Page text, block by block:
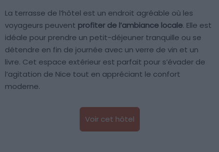
La terrasse de l’hôtel est un endroit agréable où les
voyageurs peuvent profiter de l’ambiance locale. Elle est
idéale pour prendre un petit-déjeuner tranquille ou se
détendre en fin de journée avec un verre de vin et un
livre. Cet espace extérieur est parfait pour s’évader de
l’agitation de Nice tout en appréciant le confort
moderne.
Voir cet hôtel